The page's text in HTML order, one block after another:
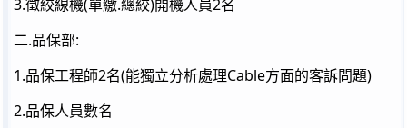
3.徵絞線機(單繳.總絞)開機人員2名
二.品保部:
1.品保工程師2名(能獨立分析處理Cable方面的客訴問題)
2.品保人員數名